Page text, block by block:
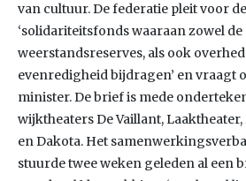
van cultuur. De federatie pleit voor
‘solidariteitsfonds waaraan zowel
weerstandsreserves, als ook
evenredigheid bijdragen’ en vraagt
minister. De brief is mede
wijktheaters De Vaillant,
en Dakota. Het
stuurde twee weken geleden al een